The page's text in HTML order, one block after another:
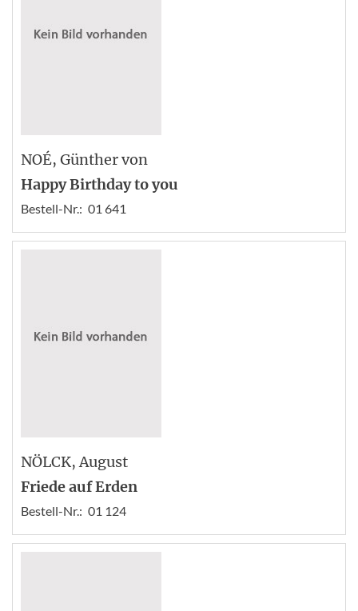
NOÉ, Günther von
Happy Birthday to you
Bestell-Nr.: 01 641
NÖLCK, August
Friede auf Erden
Bestell-Nr.: 01 124